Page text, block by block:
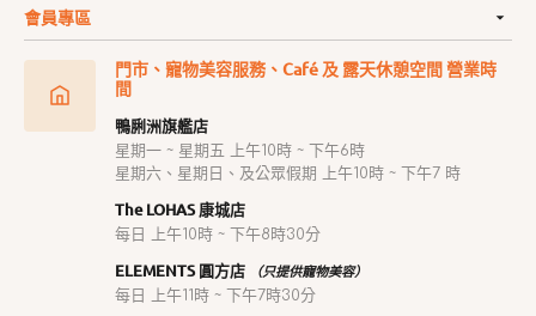
會員專區
門市、寵物美容服務、Café 及 露天休憩空間 營業時
間
鴨脷洲旗艦店
星期一 ~ 星期五 上午10時 ~ 下午6時
星期六、星期日、及公眾假期 上午10時 ~ 下午7 時
The LOHAS 康城店
每日 上午10時 ~ 下午8時30分
ELEMENTS 圓方店 （只提供寵物美容）
每日 上午11時 ~ 下午7時30分